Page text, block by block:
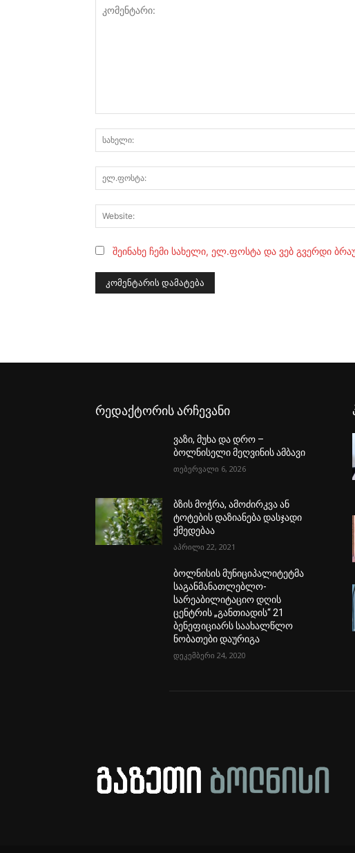
შეინახე ჩემი სახელი, ელ.ფოსტა და ვებ გვერდი
რედაქტორის არჩევანი
ვაზი, მუხა და დრო –
ბოლნისელი მეღვინის ამბავი
თებერვალი 6, 2026
ბზის მოჭრა, ამოძირკვა ან
ტოტების დაზიანება დასჯადი
ქმედებაა
აპრილი 22, 2021
ბოლნისის მუნიციპალიტეტმა
საგანმანათლებლო-
სარეაბილიტაციო დღის
ცენტრის „განთიადის“ 21
ბენეფიციარს საახალწლო
ნობათები დაურიგა
დეკემბერი 24, 2020